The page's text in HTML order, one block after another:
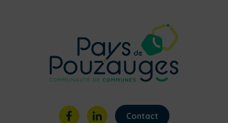
Contact